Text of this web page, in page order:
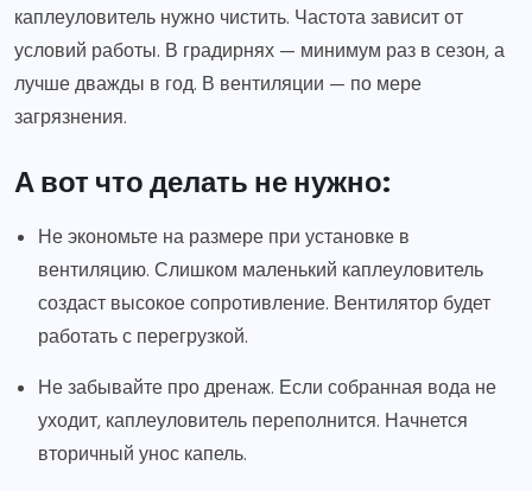
каплеуловитель нужно чистить. Частота зависит от
условий работы. В градирнях — минимум раз в сезон, а
лучше дважды в год. В вентиляции — по мере
загрязнения.
А вот что делать не нужно:
Не экономьте на размере при установке в
вентиляцию. Слишком маленький каплеуловитель
создаст высокое сопротивление. Вентилятор будет
работать с перегрузкой.
Не забывайте про дренаж. Если собранная вода не
уходит, каплеуловитель переполнится. Начнется
вторичный унос капель.